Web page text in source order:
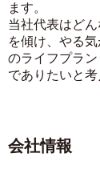
ます。
当社代表はど
を傾け、やる
のライフプラ
でありたいと考
会社情報